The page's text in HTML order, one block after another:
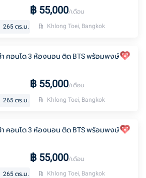
฿ 55,000/เดือน
265 ตร.ม. Khlong Toei, Bangkok
า คอนโด 3 ห้องนอน ติด BTS พร้อมพงษ์
฿ 55,000/เดือน
265 ตร.ม. Khlong Toei, Bangkok
า คอนโด 3 ห้องนอน ติด BTS พร้อมพงษ์
฿ 55,000/เดือน
265 ตร.ม. Khlong Toei, Bangkok